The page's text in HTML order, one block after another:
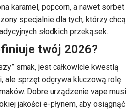
karamel, popcorn, a nawet sorbet
specjalnie dla tych, którzy chcą
słodkich przekąsek.
twój 2026?
smak, jest całkowicie kwestią
ale sprzęt odgrywa kluczową rolę
Dobre urządzenie vape musi
jakości e-płynem, aby osiągnąć